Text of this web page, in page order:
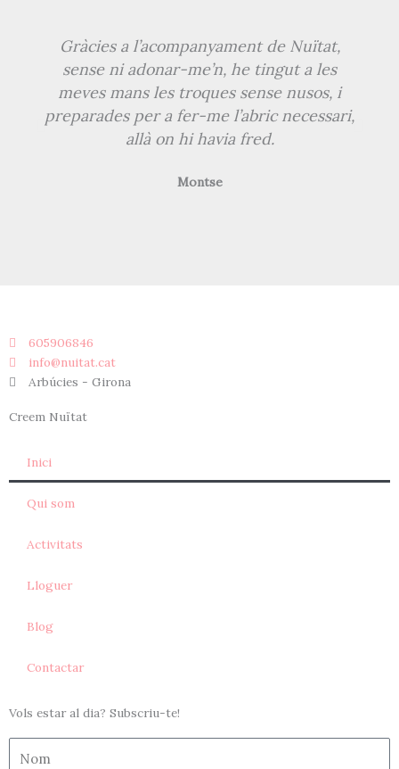
Gràcies a l’acompanyament de Nuïtat,
sense ni adonar-me’n, he tingut a les
meves mans les troques sense nusos, i
preparades per a fer-me l’abric necessari,
allà on hi havia fred.
Montse
605906846
info@nuitat.cat
Arbúcies - Girona
Creem Nuïtat
Inici
Qui som
Activitats
Lloguer
Blog
Contactar
Vols estar al dia? Subscriu-te!